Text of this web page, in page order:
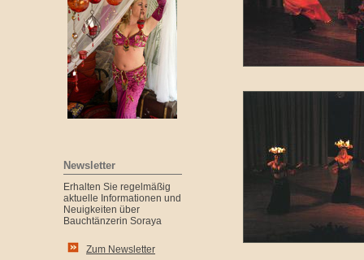
Newsletter
Erhalten Sie regelmäßig
aktuelle Informationen und
Neuigkeiten über
Bauchtänzerin Soraya
Zum Newsletter